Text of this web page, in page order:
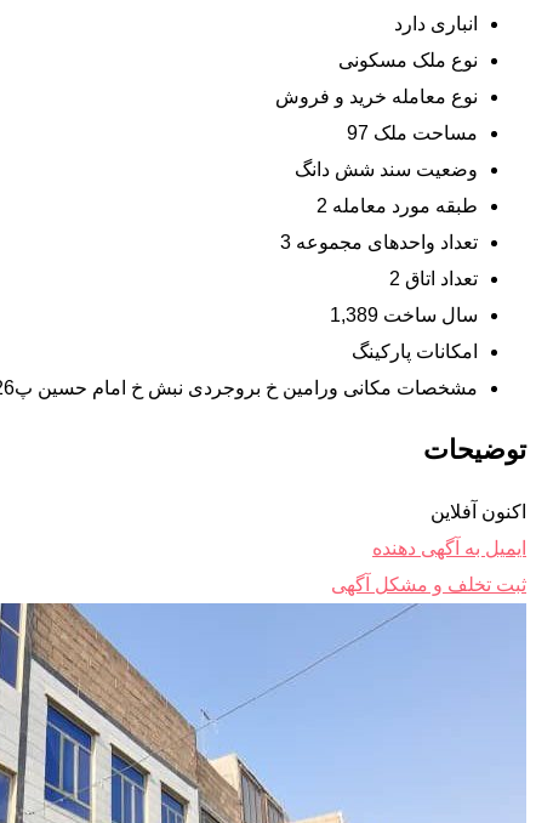
انباری دارد
نوع ملک مسکونی
نوع معامله خرید و فروش
مساحت ملک 97
وضعیت سند شش دانگ
طبقه مورد معامله 2
تعداد واحدهای مجموعه 3
تعداد اتاق 2
سال ساخت 1,389
امکانات پارکینگ
مشخصات مکانی ورامین خ بروجردی نبش خ امام حسین پ26
توضیحات
اکنون آفلاین
ایمیل به آگهی دهنده
ثبت تخلف و مشکل آگهی